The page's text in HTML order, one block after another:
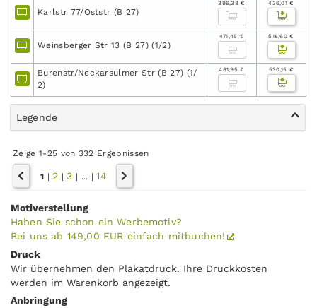
Karlstr 77/Oststr (B 27)
396,38 € 436,01 €
Weinsberger Str 13 (B 27) (1/2)
471,45 € 518,60 €
Burenstr/Neckarsulmer Str (B 27) (1/
2)
481,95 € 530,15 €
Legende
Zeige 1-25 von 332 Ergebnissen
1 | 2 |3 | ... |14
Motiverstellung
Haben Sie schon ein Werbemotiv?
Bei uns ab 149,00 EUR einfach mitbuchen!
Druck
Wir übernehmen den Plakatdruck. Ihre Druckkosten
werden im Warenkorb angezeigt.
Anbringung